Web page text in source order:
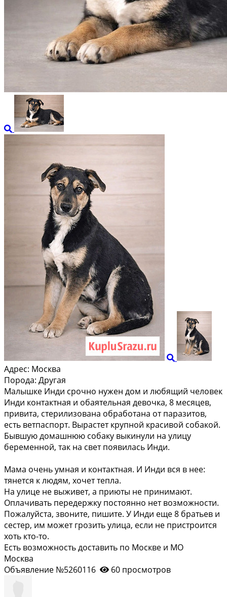
Адрес: Москва
Порода: Другая
Малышке Инди срочно нужен дом и любящий человек
Инди контактная и обаятельная девочка, 8 месяцев,
привита, стерилизована обработана от паразитов,
есть ветпаспорт. Вырастет крупной красивой собакой.
Бывшую домашнюю собаку выкинули на улицу
беременной, так на свет появилась Инди.
Мама очень умная и контактная. И Инди вся в нее:
тянется к людям, хочет тепла.
На улице не выживет, а приюты не принимают.
Оплачивать передержку постоянно нет возможности.
Пожалуйста, звоните, пишите. У Инди еще 8 братьев и
сестер, им может грозить улица, если не пристроится
хоть кто-то.
Есть возможность доставить по Москве и МО
Москва
Объявление №5260116
60 просмотров